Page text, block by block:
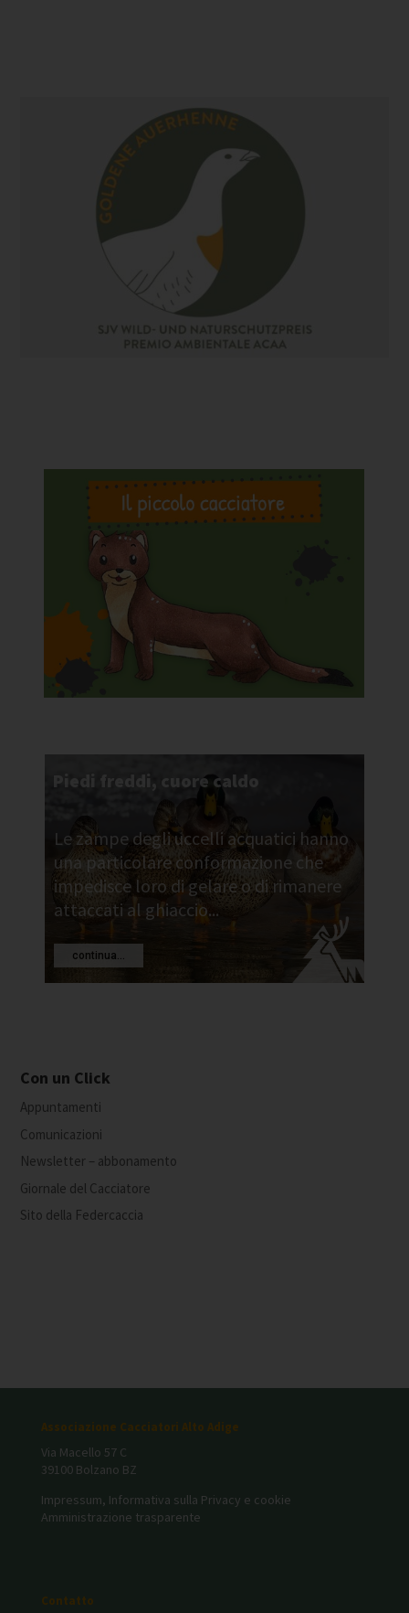
Piedi freddi, cuore caldo
Le zampe degli uccelli acquatici hanno
una particolare conformazione che
impedisce loro di gelare o di rimanere
attaccati al ghiaccio...
continua...
Con un Click
Appuntamenti
Comunicazioni
Newsletter – abbonamento
Giornale del Cacciatore
Sito della Federcaccia
Associazione Cacciatori Alto Adige
Via Macello 57 C
39100 Bolzano BZ
Impressum, Informativa sulla Privacy e cookie
Amministrazione trasparente
Contatto